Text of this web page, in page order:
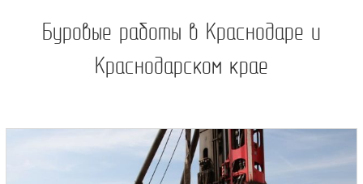
Буровые работы в Краснодаре и
Краснодарском крае